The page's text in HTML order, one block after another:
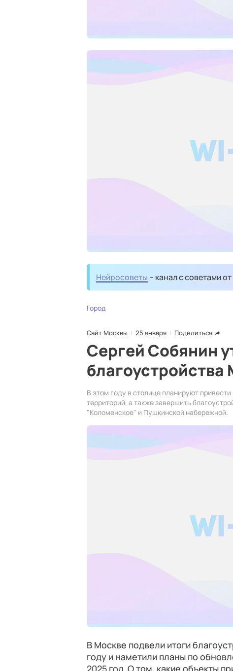
Нейросоветы – канал с советами
Город
Сайт Москвы 25 января Поделиться
Сергей Собянин
В этом году в столице планируют
территорий, а также завершить
"Коломенское" и Пушкинской набережной.
В Москве подвели итоги
году и наметили планы по
2025 год. О том, какие объекты